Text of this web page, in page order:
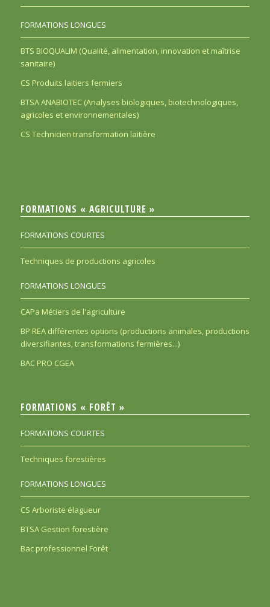
FORMATIONS LONGUES
BTS BIOQUALIM (Qualité, alimentation, innovation et maîtrise
sanitaire)
CS Produits laitiers fermiers
BTSA ANABIOTEC (Analyses biologiques, biotechnologiques,
agricoles et environnementales)
CS Technicien transformation laitière
FORMATIONS « AGRICULTURE »
FORMATIONS COURTES
Techniques de productions agricoles
FORMATIONS LONGUES
CAPa Métiers de l'agriculture
BP REA différentes options (productions animales, productions
diversifiantes, transformations fermières...)
BAC PRO CGEA
FORMATIONS « FORÊT »
FORMATIONS COURTES
Techniques forestières
FORMATIONS LONGUES
CS Arboriste élagueur
BTSA Gestion forestière
Bac professionnel Forêt